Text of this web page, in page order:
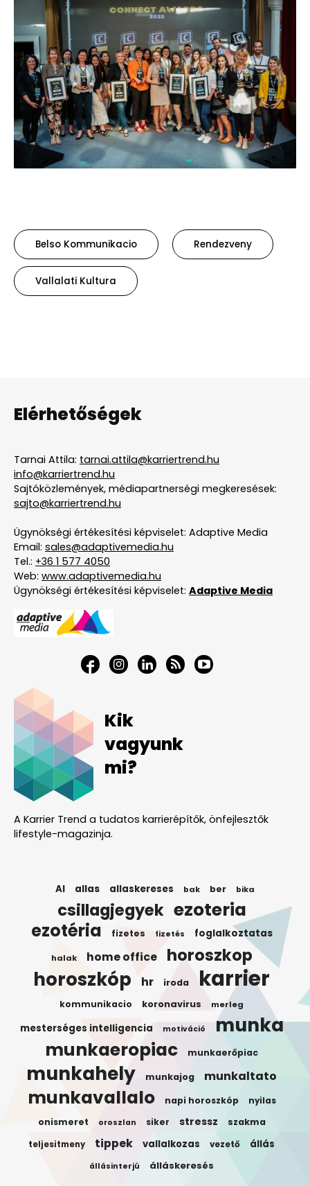
Belso Kommunikacio Rendezveny
Vallalati Kultura
Elérhetőségek
Tarnai Attila: tarnai.attila@karriertrend.hu
info@karriertrend.hu
Sajtóközlemények, médiapartnerségi megkeresések:
sajto@karriertrend.hu
Ügynökségi értékesítési képviselet: Adaptive Media
Email: sales@adaptivemedia.hu
Tel.: +36 1 577 4050
Web: www.adaptivemedia.hu
Ügynökségi értékesítési képviselet: Adaptive Media
Kik
vagyunk
mi?
A Karrier Trend a tudatos karrierépítők, önfejlesztők
lifestyle-magazinja.
AI allas allaskereses bak ber bika
csillagjegyek ezoteria
ezotéria fizetes fizetés foglalkoztatas
halak home office horoszkop
horoszkóp hr iroda karrier
kommunikacio koronavirus merleg
mesterséges intelligencia motiváció munka
munkaeropiac munkaerőpiac
munkahely munkajog munkaltato
munkavallalo napi horoszkóp nyilas
onismeret oroszlan siker stressz szakma
teljesitmeny tippek vallalkozas vezető állás
állásinterjú álláskeresés